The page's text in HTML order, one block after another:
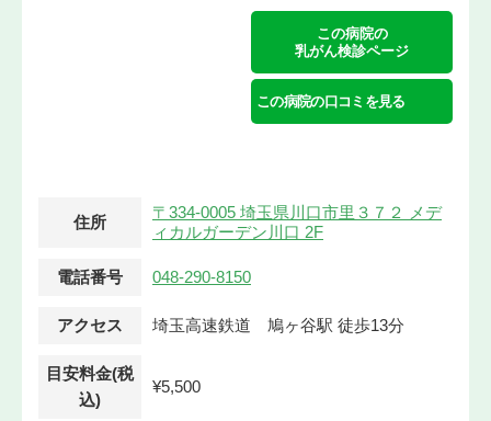
この病院の
乳がん検診ページ
この病院の口コミを見る
住所
〒334-0005 埼玉県川口市里３７２ メデ
ィカルガーデン川口 2F
電話番号 048-290-8150
アクセス 埼玉高速鉄道 鳩ヶ谷駅 徒歩13分
目安料金(税
込)
¥5,500